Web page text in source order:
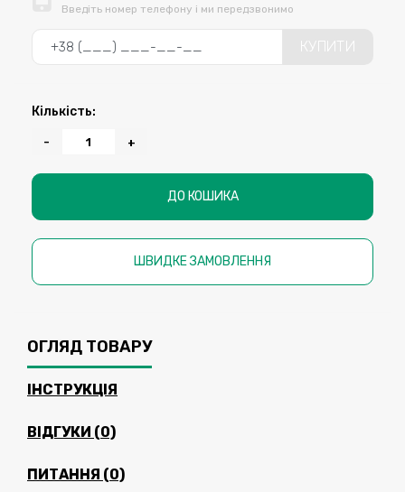
Введіть номер телефону і ми передзвонимо
КУПИТИ
Кількість:
- +
ДО КОШИКА
ШВИДКЕ ЗАМОВЛЕННЯ
ОГЛЯД ТОВАРУ
ІНСТРУКЦІЯ
ВІДГУКИ (0)
ПИТАННЯ (0)